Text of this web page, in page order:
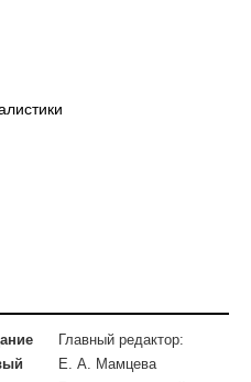
Главный редактор:
Е. А. Мамцева